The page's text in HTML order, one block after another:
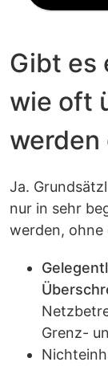
Gibt es
wie oft
werden
Ja.
nur in sehr
werden, ohne
Grenz-